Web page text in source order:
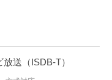
送（ISDB-T）